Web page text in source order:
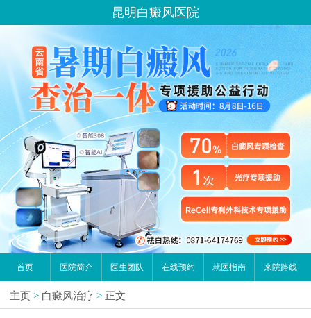
昆明白癜风医院
首页 医院简介 医生团队 在线预约 就医指南 来院路线
主页 > 白癜风治疗 > 正文